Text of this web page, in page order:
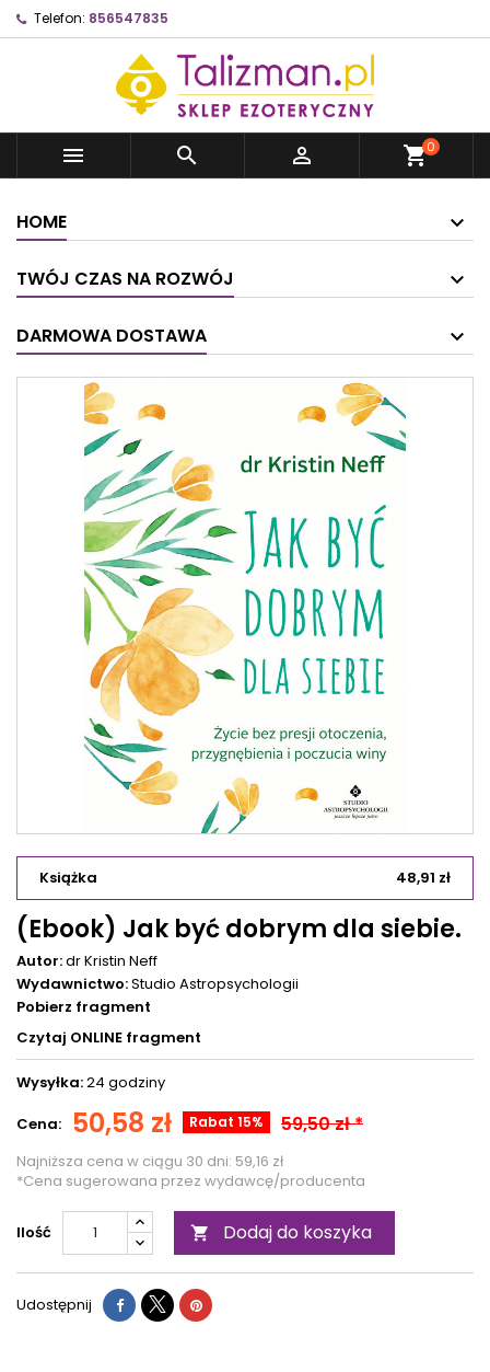
Telefon: 856547835
   shopping_cart0
HOME
TWÓJ CZAS NA ROZWÓJ
DARMOWA DOSTAWA
Książka 48,91 zł
(Ebook) Jak być dobrym dla siebie.
Autor:dr Kristin Neff
Wydawnictwo:Studio Astropsychologii
Pobierz fragment
Czytaj ONLINE fragment
Wysyłka:24 godziny
Cena: 50,58 zł Rabat 15% 59,50 zł *
Najniższa cena w ciągu 30 dni: 59,16 zł
*Cena sugerowana przez wydawcę/producenta
Ilość  Dodaj do koszyka
Udostępnij